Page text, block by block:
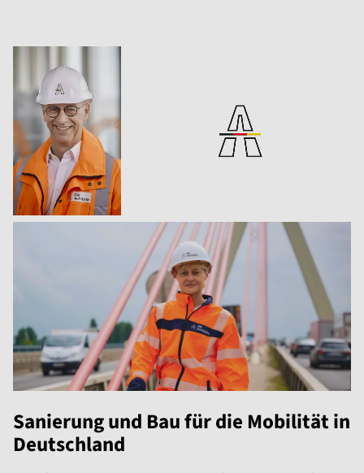
Sanierung und Bau für die Mobilität in
Deutschland